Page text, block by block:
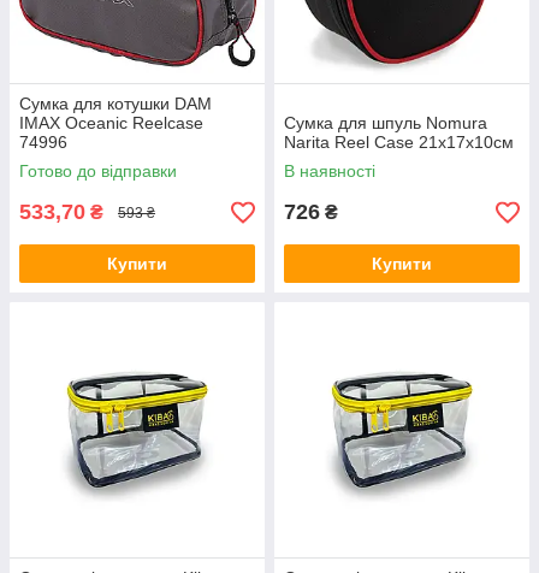
Сумка для котушки DAM
IMAX Oceanic Reelcase
74996
Готово до відправки
533,70 ₴ 593 ₴
Купити
Сумка для шпуль Nomura
Narita Reel Case 21х17х10см
В наявності
726 ₴
Купити